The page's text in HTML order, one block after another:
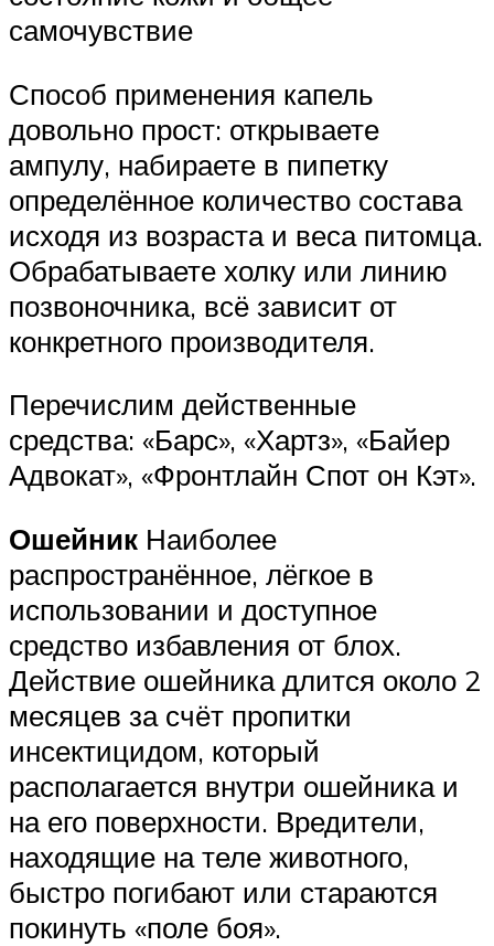
самочувствие
Способ применения капель
довольно прост: открываете
ампулу, набираете в пипетку
определённое количество состава
исходя из возраста и веса питомца.
Обрабатываете холку или линию
позвоночника, всё зависит от
конкретного производителя.
Перечислим действенные
средства: «Барс», «Хартз», «Байер
Адвокат», «Фронтлайн Спот он Кэт».
Ошейник Наиболее
распространённое, лёгкое в
использовании и доступное
средство избавления от блох.
Действие ошейника длится около 2
месяцев за счёт пропитки
инсектицидом, который
располагается внутри ошейника и
на его поверхности. Вредители,
находящие на теле животного,
быстро погибают или стараются
покинуть «поле боя».